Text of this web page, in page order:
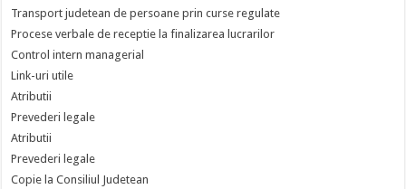
Transport judetean de persoane prin curse regulate
Procese verbale de receptie la finalizarea lucrarilor
Control intern managerial
Link-uri utile
Atributii
Prevederi legale
Atributii
Prevederi legale
Copie la Consiliul Judetean